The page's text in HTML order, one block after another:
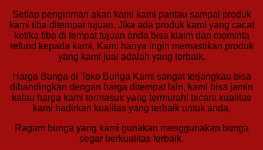
Setiap pengiriman akan kami kami pantau sampai produk
kami tiba ditempat tujuan. Jika ada produk kami yang cacat
ketika tiba di tempat tujuan anda bisa klaim dan meminta
refund kepada kami. Kami hanya ingin memastikan produk
yang kami jual adalah yang terbaik.
Harga Bunga di Toko Bunga Kami sangat terjangkau bisa
dibandingkan dengan harga ditempat lain, kami bisa jamin
kalau harga kami termasuk yang termurah! bicara kualitas
kami hadirkan kualitas yang terbaik untuk anda,
Ragam bunga yang kami gunakan menggunakan bunga
segar berkualitas terbaik.